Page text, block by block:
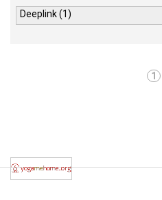
Deeplink (1)
1